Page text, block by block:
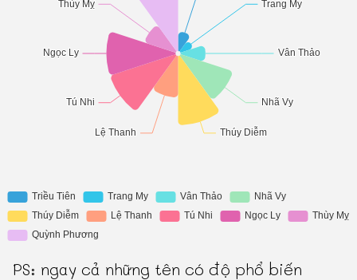
PS: ngay cả những tên có độ phổ biến